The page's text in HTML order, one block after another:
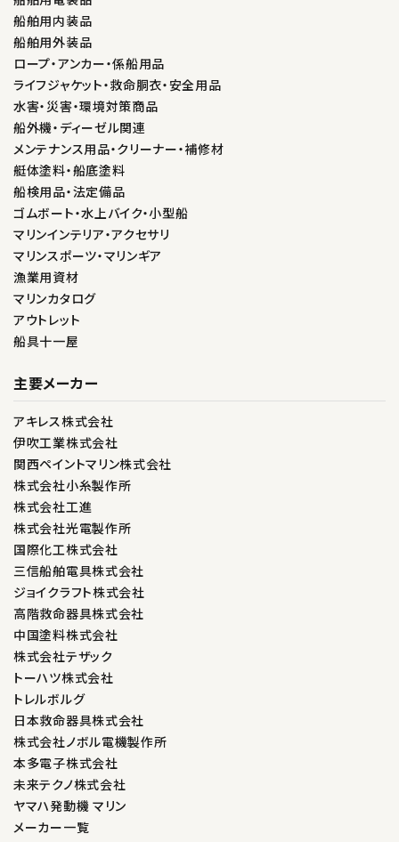
船舶用内装品
船舶用外装品
ロープ・アンカー・係船用品
ライフジャケット・救命胴衣・安全用品
水害・災害・環境対策商品
船外機・ディーゼル関連
メンテナンス用品・クリーナー・補修材
艇体塗料・船底塗料
船検用品・法定備品
ゴムボート・水上バイク・小型船
マリンインテリア・アクセサリ
マリンスポーツ・マリンギア
漁業用資材
マリンカタログ
アウトレット
船具十一屋
主要メーカー
アキレス株式会社
伊吹工業株式会社
関西ペイントマリン株式会社
株式会社小糸製作所
株式会社工進
株式会社光電製作所
国際化工株式会社
三信船舶電具株式会社
ジョイクラフト株式会社
高階救命器具株式会社
中国塗料株式会社
株式会社テザック
トーハツ株式会社
トレルボルグ
日本救命器具株式会社
株式会社ノボル電機製作所
本多電子株式会社
未来テクノ株式会社
ヤマハ発動機 マリン
メーカー一覧